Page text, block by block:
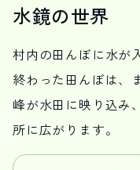
水鏡の世界
村内の田んぼに水が
終わった田んぼは、
峰が水田に映り込み
所に広がります。